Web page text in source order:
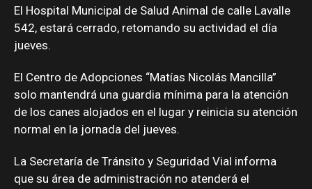
El Hospital Municipal de Salud Animal de calle Lavalle
542, estará cerrado, retomando su actividad el día
jueves.
El Centro de Adopciones “Matías Nicolás Mancilla”
solo mantendrá una guardia mínima para la atención
de los canes alojados en el lugar y reinicia su atención
normal en la jornada del jueves.
La Secretaría de Tránsito y Seguridad Vial informa
que su área de administración no atenderá el